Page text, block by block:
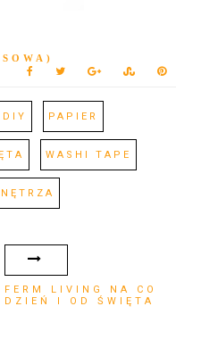
DIY PAPIER
WASHI TAPE
FERM LIVING NA CO
DZIEŃ I OD ŚWIĘTA